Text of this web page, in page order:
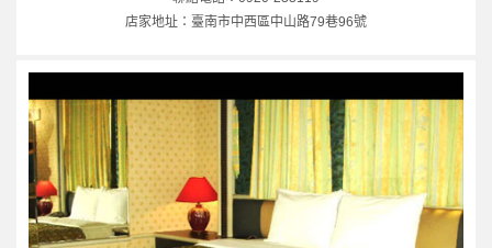
店家地址：臺南市中西區中山路79巷96號